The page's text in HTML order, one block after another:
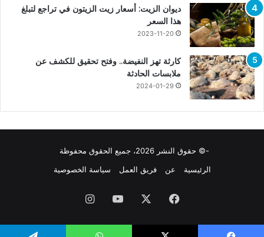
ديوان الزيت: أسعار زيت الزيتون في تراجع لتبلغ
هذا السعر
2023-11-20
كارثة تهز النفيضة.. وفتح تحقيق للكشف عن
ملابسات الحادثة
2024-01-29
-© حقوق النشر 2026، جميع الحقوق محفوظة
الرئيسية
عن فريق العمل سياسة الخصوصية
فيسبوك يوتيوبانستقرام